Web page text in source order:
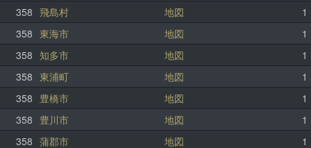
358 飛島村 地図
1
358 東海市 地図
1
358 知多市 地図
1
358 東浦町 地図
1
358 豊橋市 地図
1
358 豊川市 地図
1
358 蒲郡市 地図 1